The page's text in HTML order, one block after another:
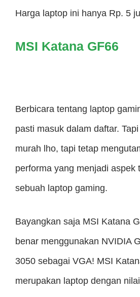
Harga laptop ini hanya Rp. 5
MSI Katana GF66
Berbicara tentang laptop
pasti masuk dalam daftar.
murah lho, tapi tetap
performa yang menjadi aspek
sebuah laptop gaming.
Bayangkan saja MSI Katana
benar menggunakan NVIDIA
3050 sebagai VGA! MSI
merupakan laptop dengan